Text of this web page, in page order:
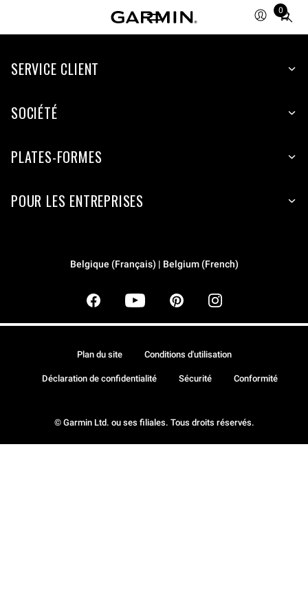
0
Total
items
cart:
SERVICE CLIENT
SOCIÉTÉ
PLATES-FORMES
POUR LES ENTREPRISES
Belgique (Français) | Belgium (French)
© Garmin Ltd. ou ses filiales. Tous droits réservés.
Plan du site Conditions d'utilisation
Déclaration de confidentialité Sécurité Conformité